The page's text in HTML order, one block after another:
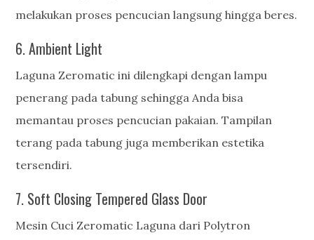
melakukan proses pencucian langsung hingga beres.
6. Ambient Light
Laguna Zeromatic ini dilengkapi dengan lampu
penerang pada tabung sehingga Anda bisa
memantau proses pencucian pakaian. Tampilan
terang pada tabung juga memberikan estetika
tersendiri.
7. Soft Closing Tempered Glass Door
Mesin Cuci Zeromatic Laguna dari Polytron